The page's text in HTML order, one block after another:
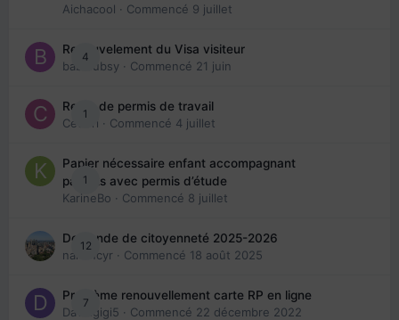
Aichacool · Commencé 9 juillet
4
Renouvelement du Visa visiteur
babibubsy · Commencé 21 juin
1
Refus de permis de travail
Cedbri · Commencé 4 juillet
1
Papier nécessaire enfant accompagnant
parents avec permis d’étude
KarineBo · Commencé 8 juillet
12
Demande de citoyenneté 2025-2026
nanancyr · Commencé 18 août 2025
7
Problème renouvellement carte RP en ligne
Davidgigi5 · Commencé 22 décembre 2022